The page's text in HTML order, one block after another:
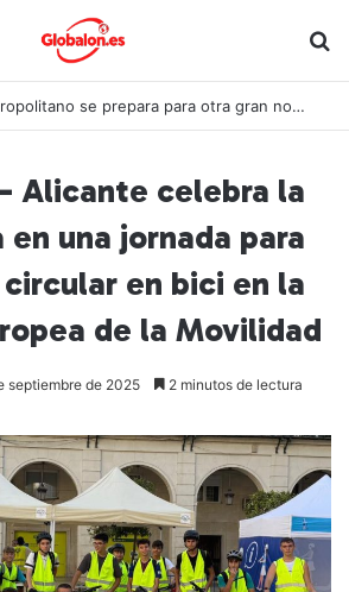
::Fútbol – El Metropolitano se prepara para otra gran noche de la Roja ante Inglaterra
Alicante celebra la
una jornada para
en bici en la
de la Movilidad
septiembre de 2025 2 minutos de lectura